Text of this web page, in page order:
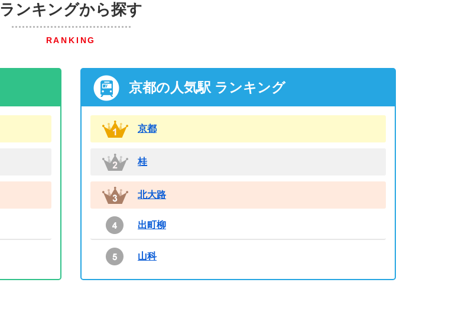
ランキングから探す
RANKING
京都の人気駅 ランキング
京都
桂
北大路
出町柳
山科